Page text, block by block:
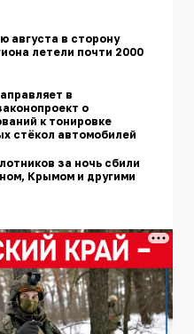
августа в сторону
летели почти 2000
в
о
к тонировке
стёкол автомобилей
за ночь сбили
Крымом и другими